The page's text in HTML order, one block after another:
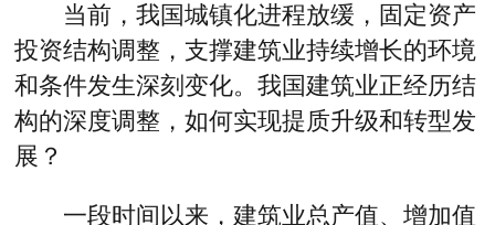
当前，我国城镇化进程放缓，固定资产
投资结构调整，支撑建筑业持续增长的环境
和条件发生深刻变化。我国建筑业正经历结
构的深度调整，如何实现提质升级和转型发
展？
一段时间以来，建筑业总产值、增加值